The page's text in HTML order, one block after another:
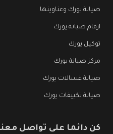
صيانة يورك وعناوينها
ارقام صيانة يورك
توكيل يورك
مركز صيانة يورك
صيانة غسالات يورك
صيانة تكييفات يورك
كن دائما على تواصل